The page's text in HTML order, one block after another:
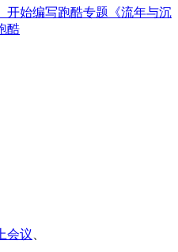
开始编写跑酷专题《流年与沉
酷
会议